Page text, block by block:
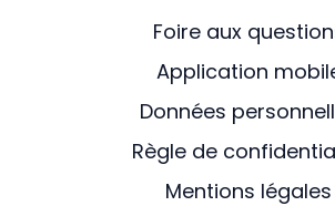
Foire aux
Application
Données
Règle de
Mentions légales